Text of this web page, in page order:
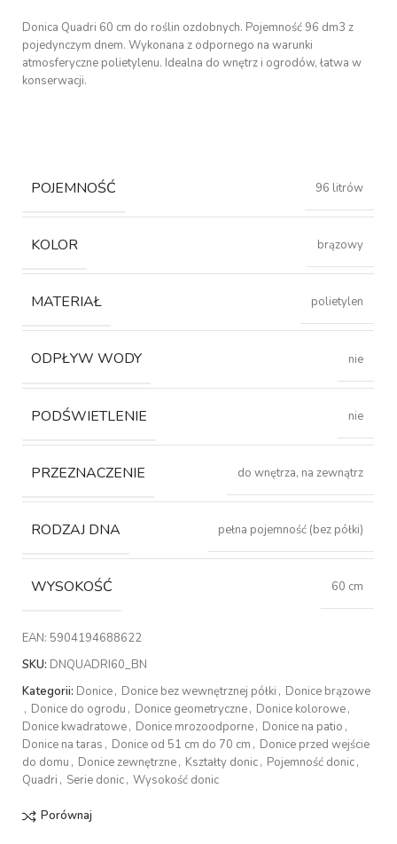
Donica Quadri 60 cm do roślin ozdobnych. Pojemność 96 dm3 z
pojedynczym dnem. Wykonana z odpornego na warunki
atmosferyczne polietylenu. Idealna do wnętrz i ogrodów, łatwa w
konserwacji.
POJEMNOŚĆ 96 litrów
KOLOR brązowy
MATERIAŁ polietylen
ODPŁYW WODY nie
PODŚWIETLENIE nie
PRZEZNACZENIE do wnętrza, na zewnątrz
RODZAJ DNA pełna pojemność (bez półki)
WYSOKOŚĆ 60 cm
EAN: 5904194688622
SKU: DNQUADRI60_BN
Kategorii: Donice, Donice bez wewnętrznej półki , Donice brązowe
, Donice do ogrodu , Donice geometryczne, Donice kolorowe,
Donice kwadratowe, Donice mrozoodporne, Donice na patio ,
Donice na taras , Donice od 51 cm do 70 cm , Donice przed wejście
do domu , Donice zewnętrzne, Kształty donic, Pojemność donic,
Quadri , Serie donic, Wysokość donic
Porównaj